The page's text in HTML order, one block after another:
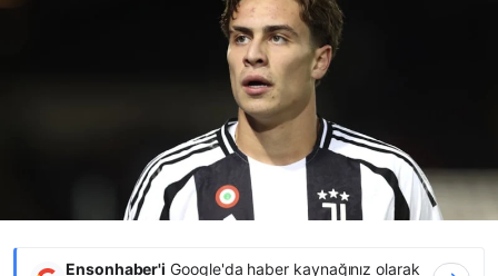
Ensonhaber'i Google'da haber kaynağınız olarak